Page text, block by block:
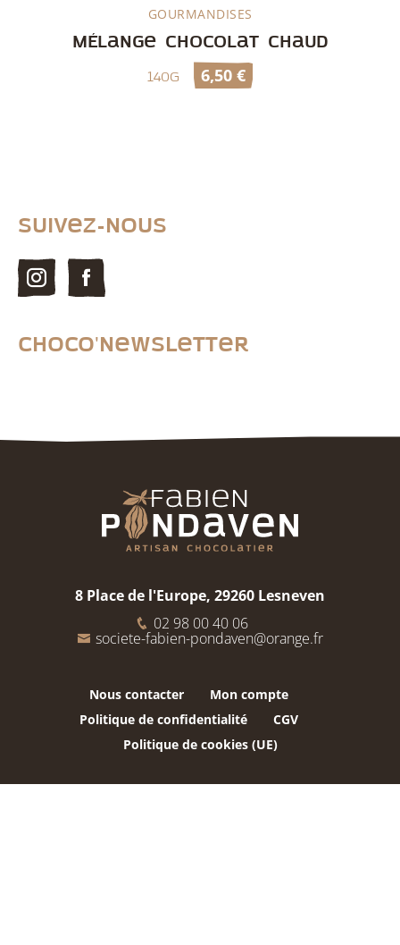
Découvrir
Mélange chocolat chaud
GOURMANDISES
140g 6,50 €
Suivez-nous
Choco'newsletter
8 Place de l'Europe, 29260 Lesneven
02 98 00 40 06
societe-fabien-pondaven@orange.fr
Nous contacter
Mon compte
Politique de confidentialité
CGV
Politique de cookies (UE)